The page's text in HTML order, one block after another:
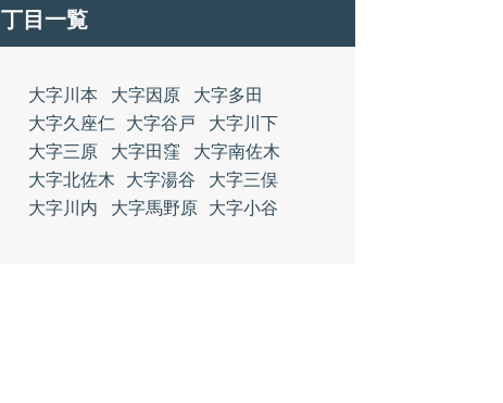
丁目一覧
大字川本 大字因原
大字多田
大字久座仁
大字谷戸
大字川下
大字三原
大字田窪
大字南佐木
大字北佐木
大字湯谷
大字三俣
大字川内
大字馬野原 大字小谷